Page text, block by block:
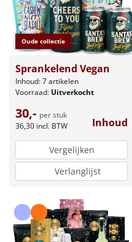
Slowcooker POPULAIR
Noodradio NIEUW
Deken (fleece plaid)
Alle artikelen
Overige
Ideeën
Doe het zelf
Oude collectie
Sprankelend Vegan
Inhoud: 7 artikelen
Voorraad: Uitverkocht
30,- per stuk
36,30 incl. BTW Inhoud
Vergelijken
Verlanglijst